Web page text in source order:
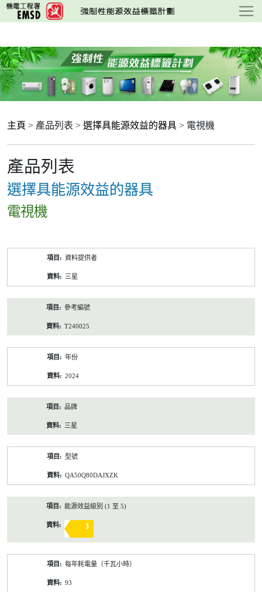
跳
至
要
內
容
主頁 > 產品列表 > 選擇具能源效益的器具 > 電視機
產品列表
選擇具能源效益的器具
電視機
資料提供者
三星
參考編號
T240025
年份
2024
品牌
三星
型號
QA50Q80DAJXZK
能源效益級別 (1 至 5)
3
每年耗電量（千瓦小時）
93